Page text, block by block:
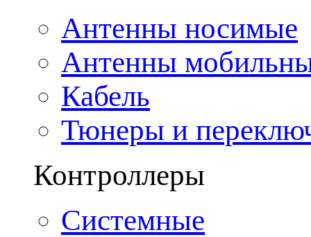
Антенны носимые
Антенны
Кабель
Тюнеры и
Контроллеры
Системные